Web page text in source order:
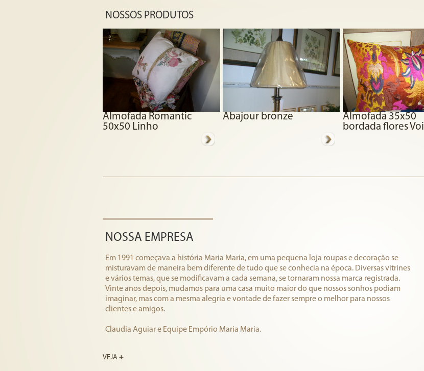
NOSSOS PRODUTOS
Almofada Romantic
50x50 Linho
Abajour bronze
Almofada 35x50
bordada flores Voil
NOSSA EMPRESA
Em 1991 começava a história Maria Maria, em uma pequena loja roupas e decoração se
misturavam de maneira bem diferente de tudo que se conhecia na época. Diversas vitrines
e vários temas, que se modificavam a cada semana, se tornaram nossa marca registrada.
Vinte anos depois, mudamos para uma casa muito maior do que nossos sonhos podiam
imaginar, mas com a mesma alegria e vontade de fazer sempre o melhor para nossos
clientes e amigos.
Claudia Aguiar e Equipe Empório Maria Maria.
VEJA +